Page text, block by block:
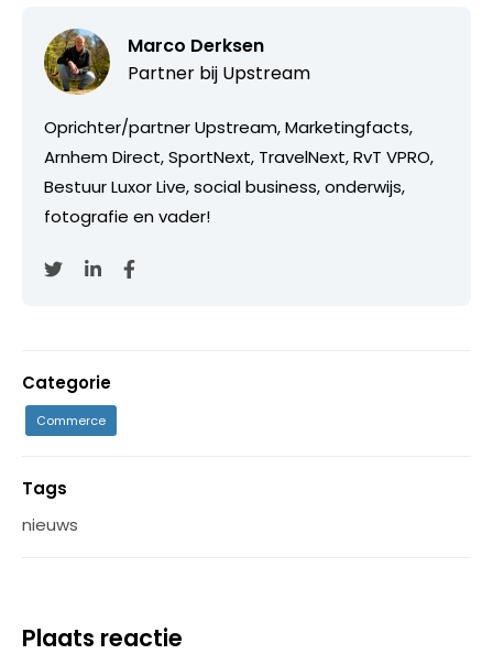
Marco Derksen
Partner bij Upstream
Oprichter/partner Upstream, Marketingfacts,
Arnhem Direct, SportNext, TravelNext, RvT VPRO,
Bestuur Luxor Live, social business, onderwijs,
fotografie en vader!
Categorie
Commerce
Tags
nieuws
Plaats reactie